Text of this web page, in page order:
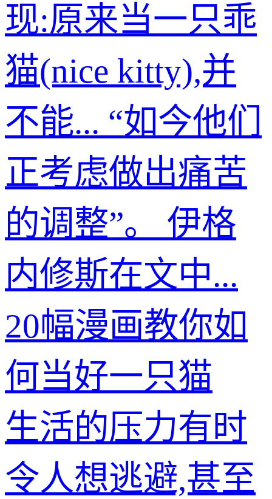
现:原来当一只乖
猫(nice kitty),并
不能... “如今他们
正考虑做出痛苦
的调整”。 伊格
内修斯在文中...
20幅漫画教你如
何当好一只猫
生活的压力有时
令人想逃避,甚至